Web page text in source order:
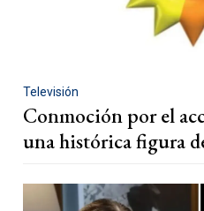
Televisión
Conmoción por el
una histórica figura